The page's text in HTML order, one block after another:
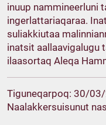
inuup nammineerluni
ingerlattariaqaraa.
suliakkiutaa
inatsit aallaavigalugu
ilaasortaq Aleqa
Tiguneqarpoq: 30/
Naalakkersuisunut